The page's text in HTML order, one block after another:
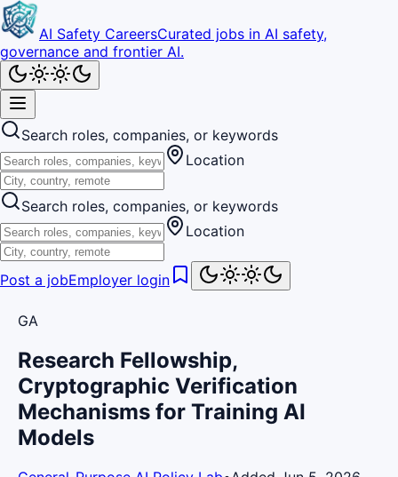
AI Safety CareersCurated jobs in AI safety,
governance and frontier AI.
Search roles, companies, or keywords
Location
Search roles, companies, or keywords
Location
Post a jobEmployer login
GA
Research Fellowship,
Cryptographic Verification
Mechanisms for Training AI
Models